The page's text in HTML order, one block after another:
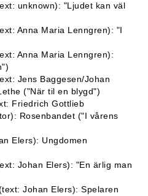
unknown): "Ljudet kan väl
Anna Maria Lenngren): "I
Anna Maria Lenngren):
Jens Baggesen/Johan
("När til en blygd")
Friedrich Gottlieb
Rosenbandet ("I vårens
Elers): Ungdomen
Johan Elers): "En ärlig man
Johan Elers): Spelaren